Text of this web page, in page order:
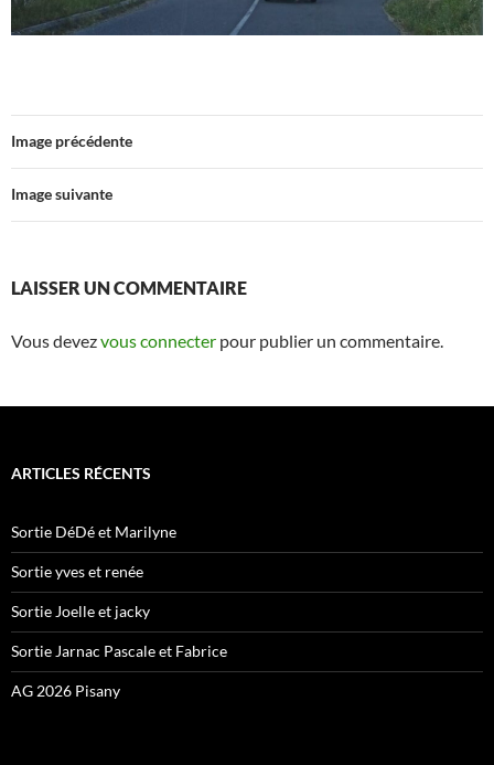
Image précédente
Image suivante
LAISSER UN COMMENTAIRE
Vous devezvous connecter pour publier un commentaire.
ARTICLES RÉCENTS
Sortie DéDé et Marilyne
Sortie yves et renée
Sortie Joelle et jacky
Sortie Jarnac Pascale et Fabrice
AG 2026 Pisany